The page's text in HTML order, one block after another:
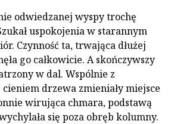
odwiedzanej wyspy trochę
uspokojenia w starannym
Czynność ta, trwająca dłużej
go całkowicie. A skończywszy
w dal. Wspólnie z
drzewa zmieniały miejsce
wirująca chmara, podstawą
się poza obręb kolumny.